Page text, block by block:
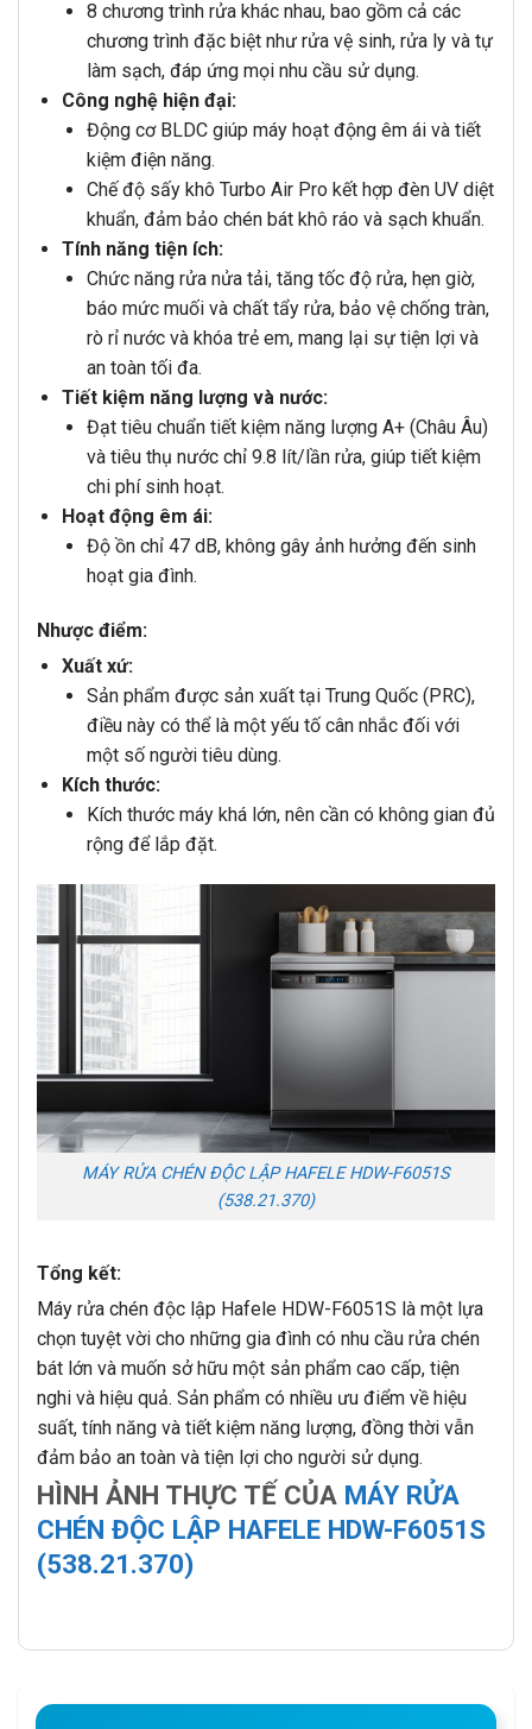
8 chương trình rửa khác nhau, bao gồm cả các
chương trình đặc biệt như rửa vệ sinh, rửa ly và tự
làm sạch, đáp ứng mọi nhu cầu sử dụng.
Công nghệ hiện đại:
Động cơ BLDC giúp máy hoạt động êm ái và tiết
kiệm điện năng.
Chế độ sấy khô Turbo Air Pro kết hợp đèn UV diệt
khuẩn, đảm bảo chén bát khô ráo và sạch khuẩn.
Tính năng tiện ích:
Chức năng rửa nửa tải, tăng tốc độ rửa, hẹn giờ,
báo mức muối và chất tẩy rửa, bảo vệ chống tràn,
rò rỉ nước và khóa trẻ em, mang lại sự tiện lợi và
an toàn tối đa.
Tiết kiệm năng lượng và nước:
Đạt tiêu chuẩn tiết kiệm năng lượng A+ (Châu Âu)
và tiêu thụ nước chỉ 9.8 lít/lần rửa, giúp tiết kiệm
chi phí sinh hoạt.
Hoạt động êm ái:
Độ ồn chỉ 47 dB, không gây ảnh hưởng đến sinh
hoạt gia đình.
Nhược điểm:
Xuất xứ:
Sản phẩm được sản xuất tại Trung Quốc (PRC),
điều này có thể là một yếu tố cân nhắc đối với
một số người tiêu dùng.
Kích thước:
Kích thước máy khá lớn, nên cần có không gian đủ
rộng để lắp đặt.
MÁY RỬA CHÉN ĐỘC LẬP HAFELE HDW-F6051S
(538.21.370)
Tổng kết:
Máy rửa chén độc lập Hafele HDW-F6051S là một lựa
chọn tuyệt vời cho những gia đình có nhu cầu rửa chén
bát lớn và muốn sở hữu một sản phẩm cao cấp, tiện
nghi và hiệu quả. Sản phẩm có nhiều ưu điểm về hiệu
suất, tính năng và tiết kiệm năng lượng, đồng thời vẫn
đảm bảo an toàn và tiện lợi cho người sử dụng.
HÌNH ẢNH THỰC TẾ CỦA MÁY RỬA
CHÉN ĐỘC LẬP HAFELE HDW-F6051S
(538.21.370)